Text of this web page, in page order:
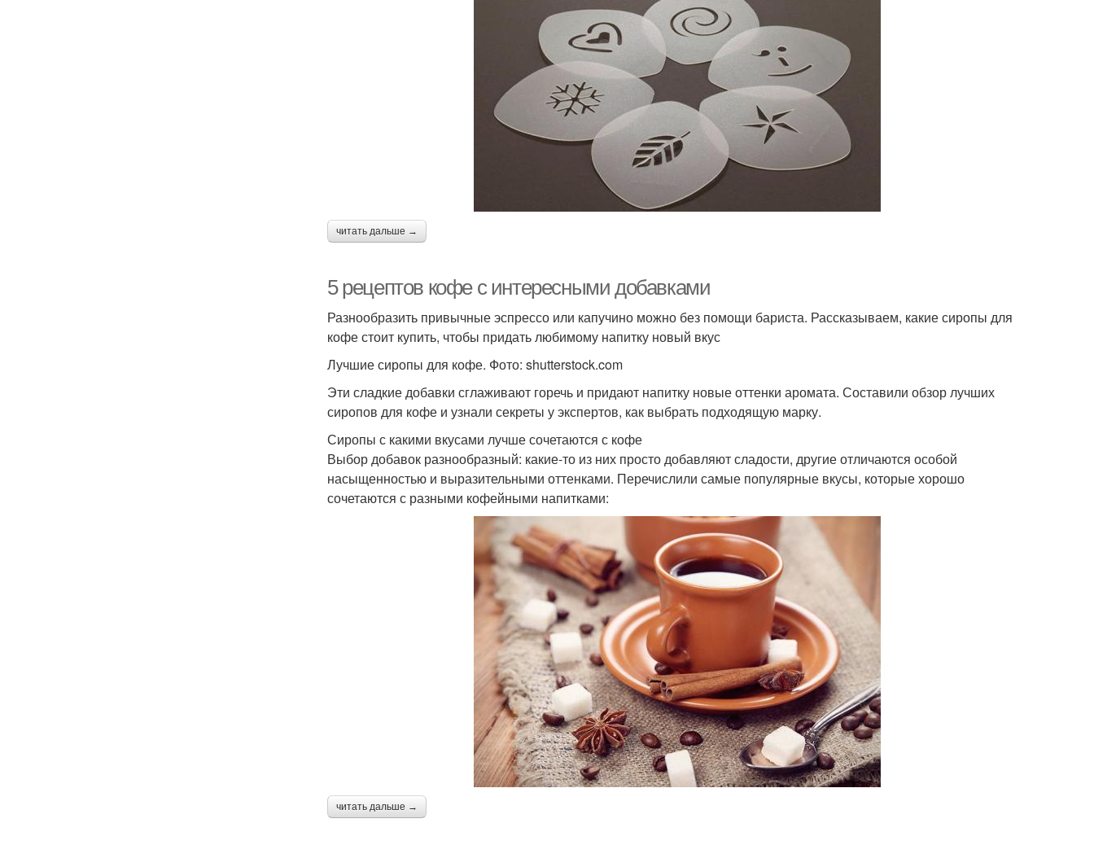
читать дальше →
5 рецептов кофе с интересными добавками
Разнообразить привычные эспрессо или капучино можно без помощи бариста. Рассказываем, какие сиропы для
кофе стоит купить, чтобы придать любимому напитку новый вкус
Лучшие сиропы для кофе. Фото: shutterstock.com
Эти сладкие добавки сглаживают горечь и придают напитку новые оттенки аромата. Составили обзор лучших
сиропов для кофе и узнали секреты у экспертов, как выбрать подходящую марку.
Сиропы с какими вкусами лучше сочетаются с кофе
Выбор добавок разнообразный: какие-то из них просто добавляют сладости, другие отличаются особой
насыщенностью и выразительными оттенками. Перечислили самые популярные вкусы, которые хорошо
сочетаются с разными кофейными напитками:
читать дальше →